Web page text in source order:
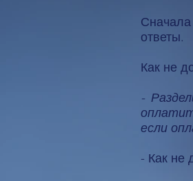
ответы.
Как не
-
если
- Как не